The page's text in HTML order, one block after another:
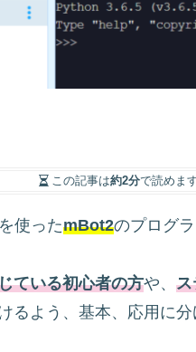
この記事は約2分で読めます
を使ったmBot2のプログ
ている初心者の方や、 ス
るよう、基本、応用に分